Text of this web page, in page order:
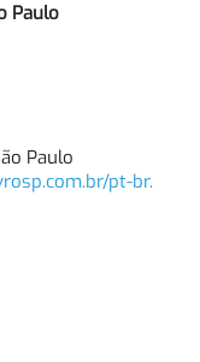
Paulo
Paulo
pt-br.